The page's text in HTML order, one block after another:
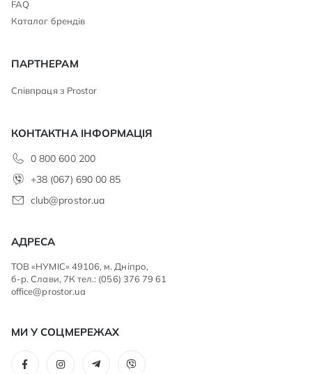
FAQ
Каталог брендів
ПАРТНЕРАМ
Співпраця з Prostor
КОНТАКТНА ІНФОРМАЦІЯ
0 800 600 200
+38 (067) 690 00 85
club@prostor.ua
АДРЕСА
ТОВ «НУМІС» 49106, м. Дніпро,
б-р. Слави, 7К тел.: (056) 376 79 61
office@prostor.ua
МИ У СОЦМЕРЕЖАХ